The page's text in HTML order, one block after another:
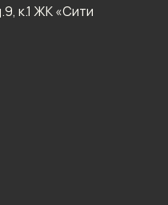
к.1 ЖК «Сити